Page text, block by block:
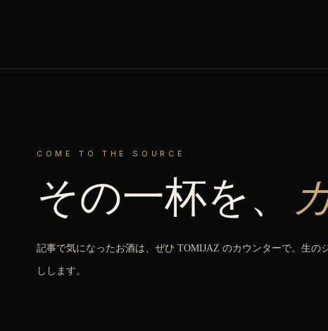
COME TO THE SOURCE
その一杯を、
記事で気になったお酒は、ぜひ TOMIJAZ のカウンターで。生の
しします。